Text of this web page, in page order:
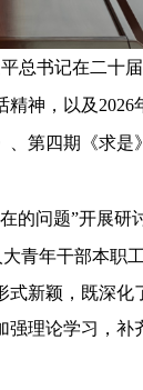
总书记在二十
神，以及
第四期《求
的问题”开展研
青年干部本职
新颖，既深
理论学习，